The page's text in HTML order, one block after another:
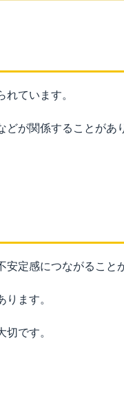
ています。
が関係することがあ
定感につながること
ます。
です。